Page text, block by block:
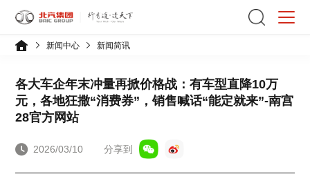
新闻中心 新闻简讯
各大车企年末冲量再掀价格战：有车型直降10万
元，各地狂撒“消费券”，销售喊话“能定就来”-南宫
28官方网站
2026/03/10 分享到